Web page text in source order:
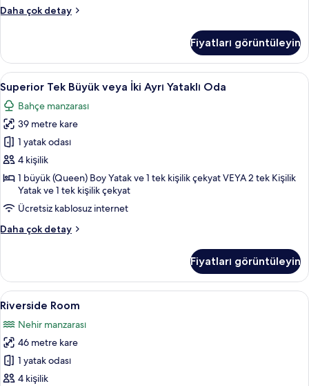
Daha çok detay
Exclusive
fazla
detay
Fiyatları görüntüleyin
Superior
Tek
Büyük
veya
İki
Ayrı
Yataklı
Oda
için
tüm
fotoğrafları
Ücretsiz minibar, odada kasa, masa,
5
Superior Tek Büyük veya İki Ayrı Yataklı Oda
Bahçe manzarası
39 metre kare
1 yatak odası
4 kişilik
1 büyük (Queen) Boy Yatak ve 1 tek kişilik çekyat VEYA 2 tek Kişilik
Yatak ve 1 tek kişilik çekyat
Ücretsiz kablosuz internet
Daha çok detay
Superior
İki
Ayrı
Yataklı
hakkında
daha
fazla
detay
Fiyatları görüntüleyin
Riverside
Room
için
tüm
fotoğrafları
görün
Ücretsiz minibar, odada kasa, masa,
7
Riverside Room
Nehir manzarası
46 metre kare
1 yatak odası
4 kişilik